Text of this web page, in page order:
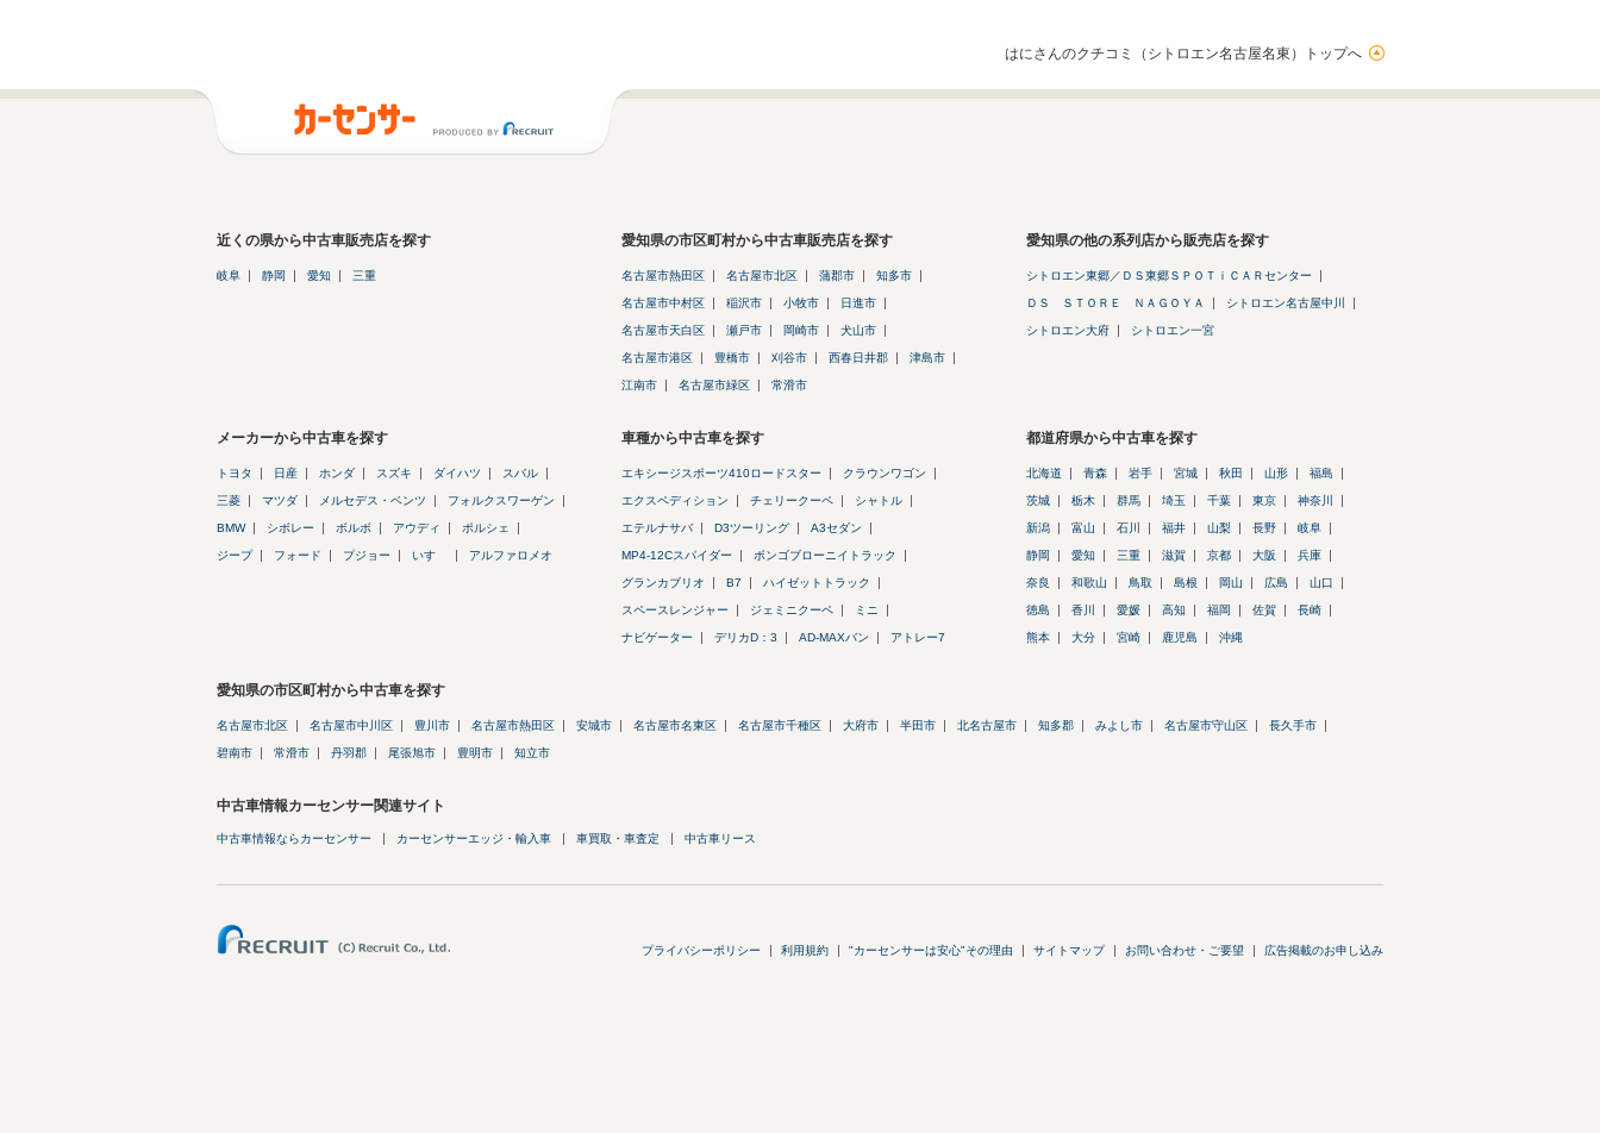
はにさんのクチコミ（シトロエン名古屋名東）トップへ
近くの県から中古車販売店を探す
岐阜 静岡 愛知 三重
愛知県の市区町村から中古車販売店を探す
名古屋市熱田区 名古屋市北区 蒲郡市 知多市
名古屋市中村区 稲沢市 小牧市 日進市
名古屋市天白区 瀬戸市 岡崎市 犬山市
名古屋市港区 豊橋市 刈谷市 西春日井郡 津島市
江南市 名古屋市緑区 常滑市
愛知県の他の系列店から販売店を探す
シトロエン東郷／ＤＳ東郷ＳＰＯＴｉＣＡＲセンター
ＤＳ ＳＴＯＲＥ ＮＡＧＯＹＡ シトロエン名古屋中川
シトロエン大府 シトロエン一宮
メーカーから中古車を探す
トヨタ 日産 ホンダ スズキ ダイハツ スバル
三菱 マツダ メルセデス・ベンツ フォルクスワーゲン
BMW シボレー ボルボ アウディ ポルシェ
ジープ フォード プジョー いすゞ アルファロメオ
車種から中古車を探す
エキシージスポーツ410ロードスター クラウンワゴン
エクスペディション チェリークーペ シャトル
エテルナサバ D3ツーリング A3セダン
MP4-12Cスパイダー ボンゴブローニイトラック
グランカブリオ B7 ハイゼットトラック
スペースレンジャー ジェミニクーペ ミニ
ナビゲーター デリカD：3 AD-MAXバン アトレー7
都道府県から中古車を探す
北海道 青森 岩手 宮城 秋田 山形 福島
茨城 栃木 群馬 埼玉 千葉 東京 神奈川
新潟 富山 石川 福井 山梨 長野 岐阜
静岡 愛知 三重 滋賀 京都 大阪 兵庫
奈良 和歌山 鳥取 島根 岡山 広島 山口
徳島 香川 愛媛 高知 福岡 佐賀 長崎
熊本 大分 宮崎 鹿児島 沖縄
愛知県の市区町村から中古車を探す
名古屋市北区 名古屋市中川区 豊川市 名古屋市熱田区 安城市 名古屋市名東区 名古屋市千種区 大府市 半田市 北名古屋市 知多郡 みよし市 名古屋市守山区 長久手市
碧南市 常滑市 丹羽郡 尾張旭市 豊明市 知立市
中古車情報カーセンサー関連サイト
中古車情報ならカーセンサー カーセンサーエッジ・輸入車 車買取・車査定 中古車リース
プライバシーポリシー 利用規約 "カーセンサーは安心"その理由 サイトマップ お問い合わせ・ご要望 広告掲載のお申し込み